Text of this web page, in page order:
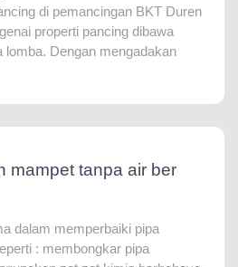
di pemancingan BKT Duren
properti pancing dibawa
lomba. Dengan mengadakan
mampet tanpa air ber
dalam memperbaiki pipa
: membongkar pipa